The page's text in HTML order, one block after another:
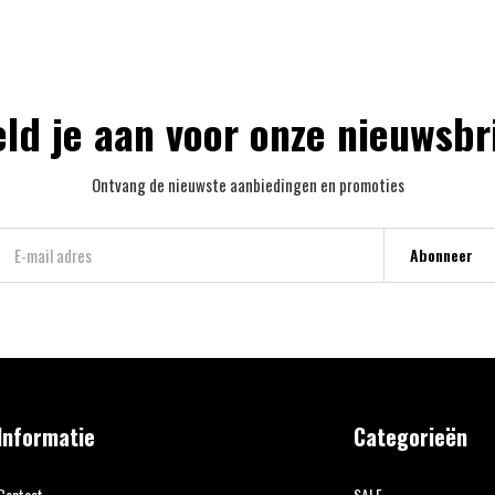
je aan voor onze
Ontvang de nieuwste aanbiedingen en promoties
Abonneer
Categorieën